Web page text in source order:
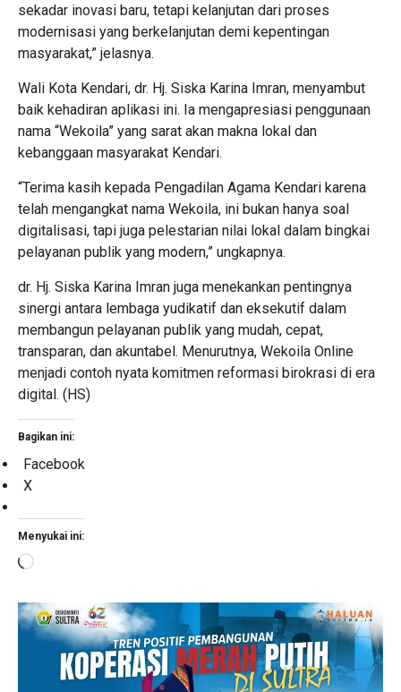
sekadar inovasi baru, tetapi kelanjutan dari proses
modernisasi yang berkelanjutan demi kepentingan
masyarakat,” jelasnya.
Wali Kota Kendari, dr. Hj. Siska Karina Imran, menyambut
baik kehadiran aplikasi ini. Ia mengapresiasi penggunaan
nama “Wekoila” yang sarat akan makna lokal dan
kebanggaan masyarakat Kendari.
“Terima kasih kepada Pengadilan Agama Kendari karena
telah mengangkat nama Wekoila, ini bukan hanya soal
digitalisasi, tapi juga pelestarian nilai lokal dalam bingkai
pelayanan publik yang modern,” ungkapnya.
dr. Hj. Siska Karina Imran juga menekankan pentingnya
sinergi antara lembaga yudikatif dan eksekutif dalam
membangun pelayanan publik yang mudah, cepat,
transparan, dan akuntabel. Menurutnya, Wekoila Online
menjadi contoh nyata komitmen reformasi birokrasi di era
digital. (HS)
Bagikan ini:
Facebook
X
Menyukai ini:
Memuat...